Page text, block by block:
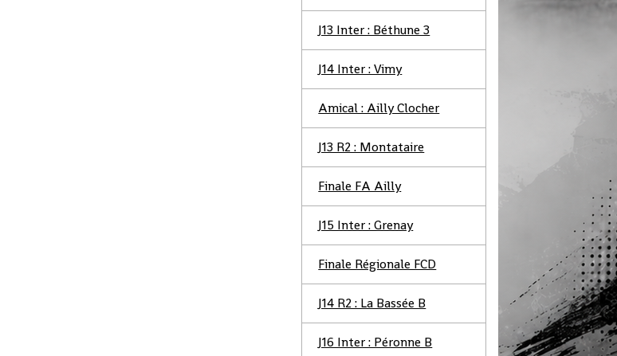
J13 Inter : Béthune 3
J14 Inter : Vimy
Amical : Ailly Clocher
J13 R2 : Montataire
Finale FA Ailly
J15 Inter : Grenay
Finale Régionale FCD
J14 R2 : La Bassée B
J16 Inter : Péronne B